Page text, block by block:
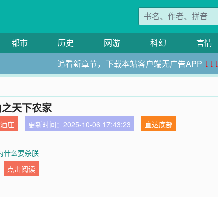
都市 历史 网游 科幻 言情
追看新章节，下载本站客户端无广告APP ↓↓↓
天下农家
庄 更新时间：2025-10-06 17:43:23
直达底部
什么要杀朕
点击阅读